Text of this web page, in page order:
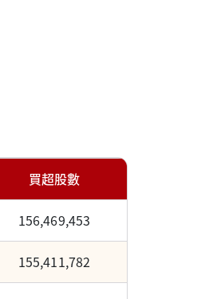
買超股數
156,469,453
155,411,782